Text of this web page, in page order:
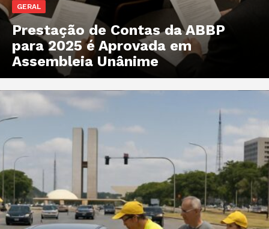
GERAL
Prestação de Contas da ABBP
para 2025 é Aprovada em
Assembleia Unânime